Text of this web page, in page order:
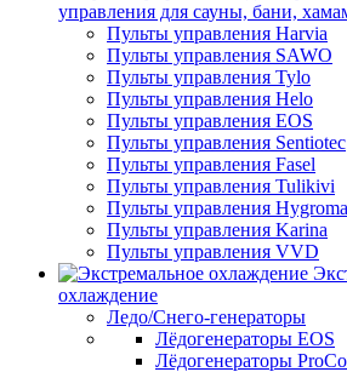
управления для сауны, бани,
Пульты управления Harvia
Пульты управления SAWO
Пульты управления Tylo
Пульты управления Helo
Пульты управления EOS
Пульты управления Sentiotec
Пульты управления Fasel
Пульты управления Tulikivi
Пульты управления
Пульты управления Karina
Пульты управления VVD
охлаждение
Ледо/Снего-генераторы
Лёдогенераторы EOS
Лёдогенераторы